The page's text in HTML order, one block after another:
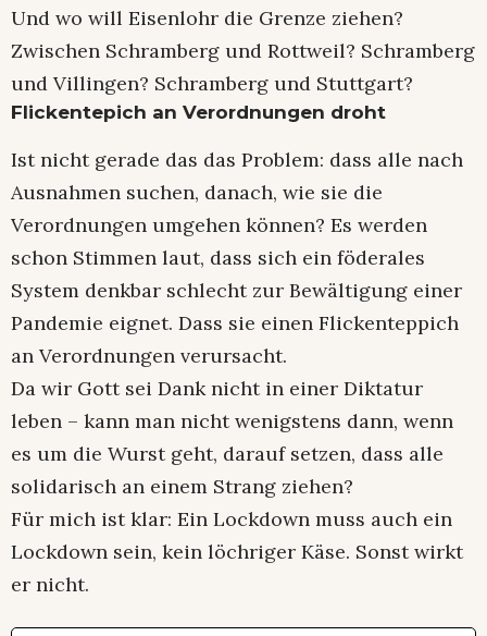
Und wo will Eisenlohr die Grenze ziehen?
Zwischen Schramberg und Rottweil? Schramberg
und Villingen? Schramberg und Stuttgart?
Flickentepich an Verordnungen droht
Ist nicht gerade das das Problem: dass alle nach
Ausnahmen suchen, danach, wie sie die
Verordnungen umgehen können? Es werden
schon Stimmen laut, dass sich ein föderales
System denkbar schlecht zur Bewältigung einer
Pandemie eignet. Dass sie einen Flickenteppich
an Verordnungen verursacht.
Da wir Gott sei Dank nicht in einer Diktatur
leben – kann man nicht wenigstens dann, wenn
es um die Wurst geht, darauf setzen, dass alle
solidarisch an einem Strang ziehen?
Für mich ist klar: Ein Lockdown muss auch ein
Lockdown sein, kein löchriger Käse. Sonst wirkt
er nicht.